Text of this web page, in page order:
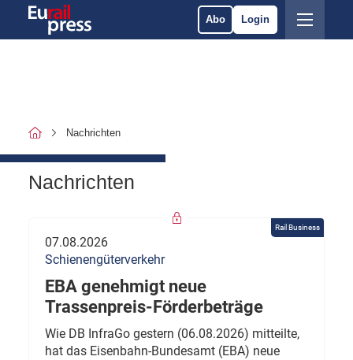
Abo Login
Nachrichten
Nachrichten
Rail Business
07.08.2026
Schienengüterverkehr
EBA genehmigt neue
Trassenpreis-Förderbeträge
Wie DB InfraGo gestern (06.08.2026) mitteilte,
hat das Eisenbahn-Bundesamt (EBA) neue